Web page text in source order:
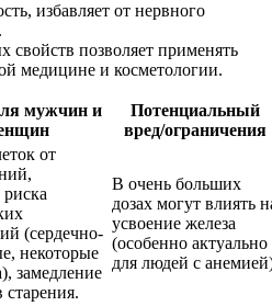
избавляет от нервного
свойств позволяет применять
медицине и косметологии.
мужчин и
Потенциальный
вред/ограничения
от
(сердечно-
некоторые
замедление
старения.
В очень больших
дозах могут влиять
усвоение железа
(особенно актуально
для людей с